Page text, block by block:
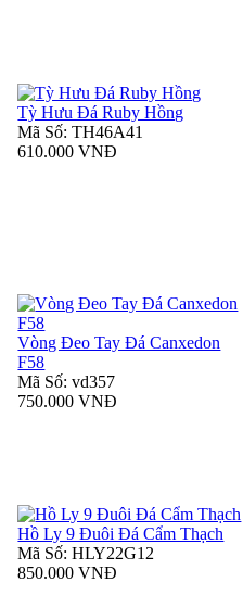
Tỳ Hưu Đá Ruby Hồng
Mã Số: TH46A41
610.000 VNĐ
Vòng Đeo Tay Đá Canxedon
F58
Mã Số: vd357
750.000 VNĐ
Hồ Ly 9 Đuôi Đá Cẩm Thạch
Mã Số: HLY22G12
850.000 VNĐ